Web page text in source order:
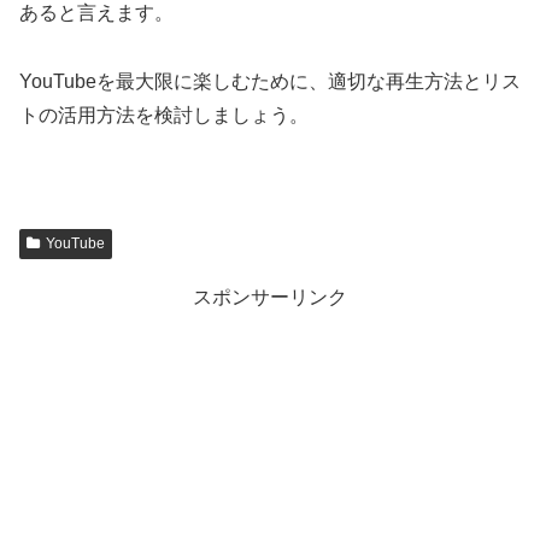
あると言えます。
YouTubeを最大限に楽しむために、適切な再生方法とリス
トの活用方法を検討しましょう。
YouTube
スポンサーリンク